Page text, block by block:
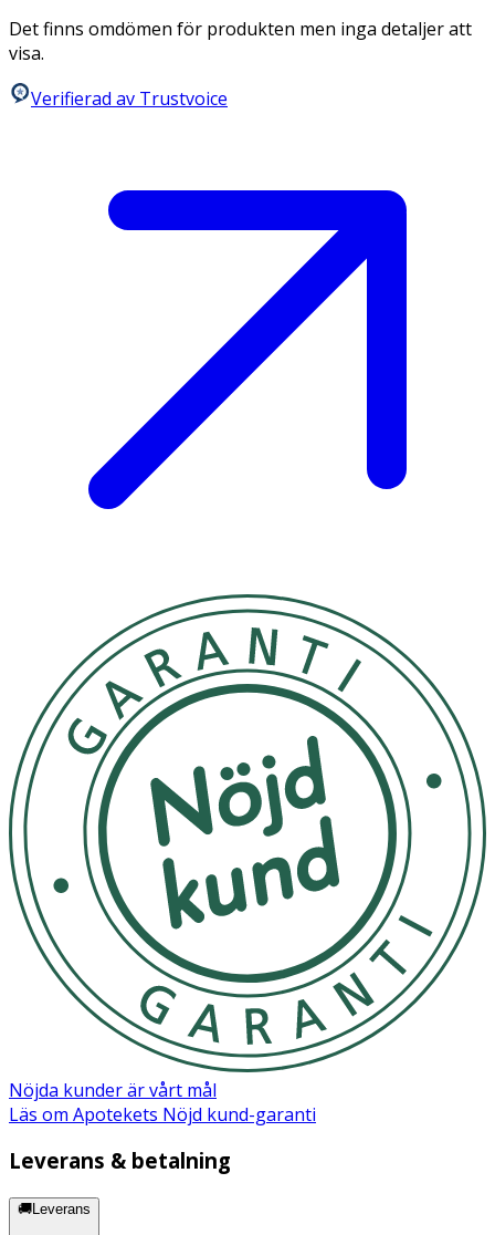
Det finns omdömen för produkten men inga detaljer att
visa.
Verifierad av Trustvoice
Nöjda kunder är vårt mål
Läs om Apotekets Nöjd kund-garanti
Leverans & betalning
🚚Leverans